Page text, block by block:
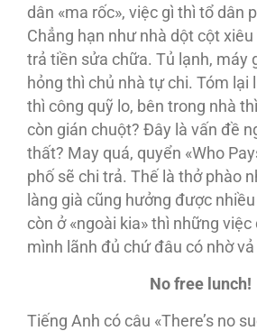
dân «ma rốc», việc gì thì tổ dân
Chẳng hạn như nhà dột cột
trả tiền sửa chữa. Tủ lạnh, máy
hỏng thì chủ nhà tự chi. Tóm lại
thì công quỹ lo, bên trong nhà
còn gián chuột? Đây là vấn đề
thất? May quá, quyển «Who
phố sẽ chi trả. Thế là thở phào
làng già cũng hưởng được
còn ở «ngoài kia» thì những
mình lãnh đủ chứ đâu có nhờ
No free lunch!
Tiếng Anh có câu «There’s no